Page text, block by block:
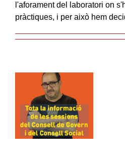
l'aforament del laboratori on
pràctiques, i per això hem